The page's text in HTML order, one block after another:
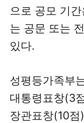
으로 공모 기
는 공문 또는
있다.
성평등가족부
대통령표창(3
장관표창(10점